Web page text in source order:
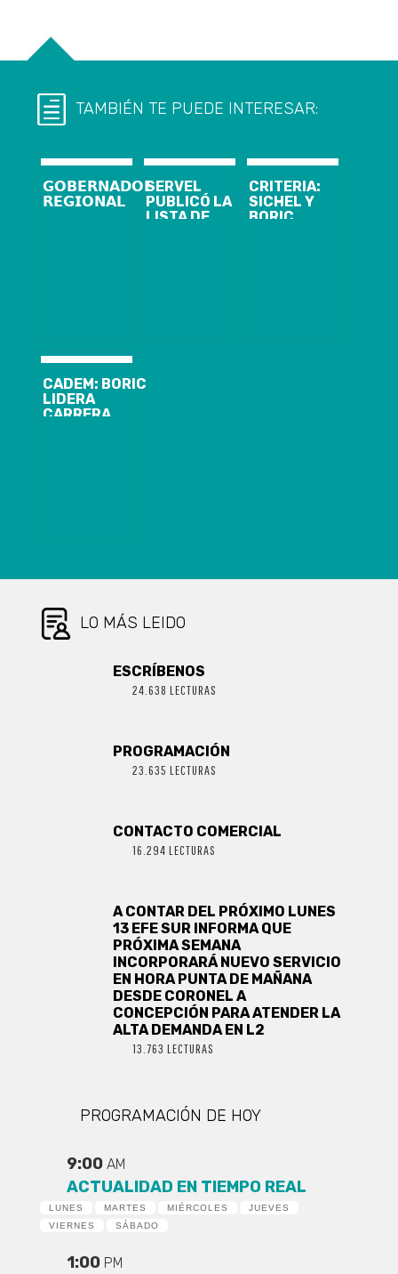
TAMBIÉN TE PUEDE INTERESAR:
𝗚𝗢𝗕𝗘𝗥𝗡𝗔𝗗𝗢𝗥
𝗥𝗘𝗚𝗜𝗢𝗡𝗔𝗟
SERVEL
PUBLICÓ LA
LISTA DE
CRITERIA:
SICHEL Y
BORIC
CADEM: BORIC
LIDERA
CARRERA
LO MÁS LEIDO
ESCRÍBENOS
24.638 LECTURAS
PROGRAMACIÓN
23.635 LECTURAS
CONTACTO COMERCIAL
16.294 LECTURAS
A CONTAR DEL PRÓXIMO LUNES
13 EFE SUR INFORMA QUE
PRÓXIMA SEMANA
INCORPORARÁ NUEVO SERVICIO
EN HORA PUNTA DE MAÑANA
DESDE CORONEL A
CONCEPCIÓN PARA ATENDER LA
ALTA DEMANDA EN L2
13.763 LECTURAS
PROGRAMACIÓN DE HOY
9:00 AM
ACTUALIDAD EN TIEMPO REAL
LUNES MARTES MIÉRCOLES
JUEVES
VIERNES
SÁBADO
1:00 PM